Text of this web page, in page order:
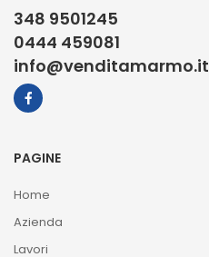
348 9501245
0444 459081
info@venditamarmo.it
PAGINE
Home
Azienda
Lavori